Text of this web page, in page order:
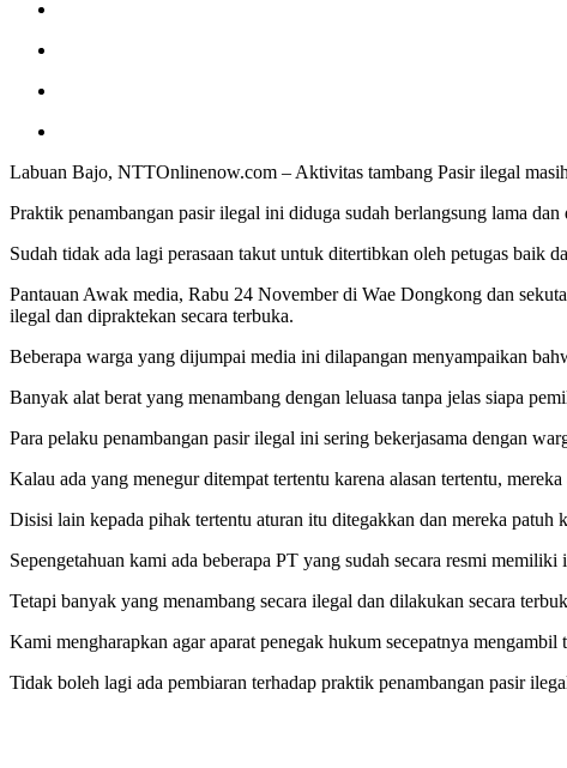
Labuan Bajo, NTTOnlinenow.com – Aktivitas tambang Pasir ilegal
Praktik penambangan pasir ilegal ini diduga sudah berlangsung lama
Sudah tidak ada lagi perasaan takut untuk ditertibkan oleh petugas baik
Pantauan Awak media, Rabu 24 November di Wae Dongkong dan
ilegal dan dipraktekan secara terbuka.
Beberapa warga yang dijumpai media ini dilapangan menyampaikan
Banyak alat berat yang menambang dengan leluasa tanpa jelas siapa
Para pelaku penambangan pasir ilegal ini sering bekerjasama dengan
Kalau ada yang menegur ditempat tertentu karena alasan tertentu,
Disisi lain kepada pihak tertentu aturan itu ditegakkan dan mereka patuh
Sepengetahuan kami ada beberapa PT yang sudah secara resmi
Tetapi banyak yang menambang secara ilegal dan dilakukan secara
Kami mengharapkan agar aparat penegak hukum secepatnya
Tidak boleh lagi ada pembiaran terhadap praktik penambangan pasir